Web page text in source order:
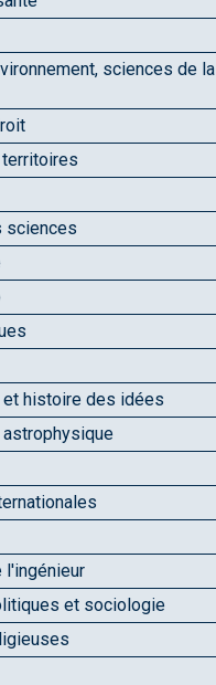
sciences de la
territoires
sciences
histoire des idées
l'ingénieur
et sociologie